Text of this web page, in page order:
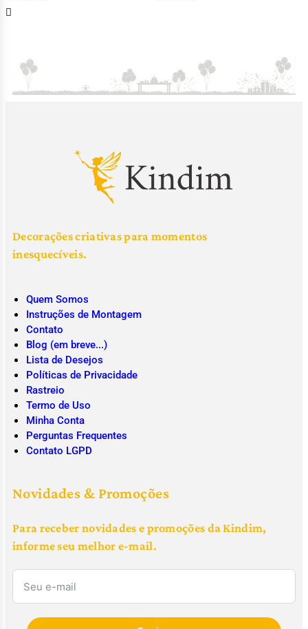
Decorações criativas para momentos
inesquecíveis.
Quem Somos
Instruções de Montagem
Contato
Blog (em breve...)
Lista de Desejos
Políticas de Privacidade
Rastreio
Termo de Uso
Minha Conta
Perguntas Frequentes
Contato LGPD
Novidades & Promoções
Para receber novidades e promoções da Kindim,
informe seu melhor e-mail.